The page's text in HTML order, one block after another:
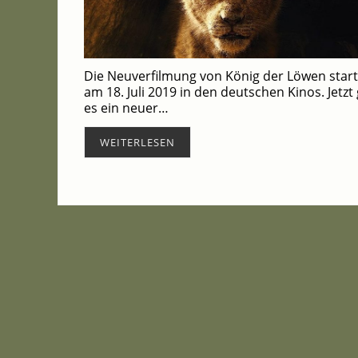
Die Neu­ver­fil­mung von König der Löwen
am 18. Juli 2019 in den deut­schen Kinos.
es ein neu­er…
WEI­TER­LE­SEN